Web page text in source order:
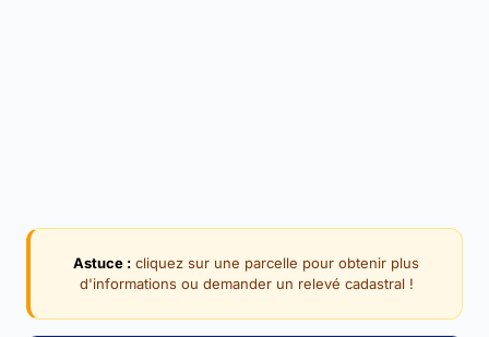
Astuce : cliquez sur une parcelle pour obtenir plus
d'informations ou demander un relevé cadastral !